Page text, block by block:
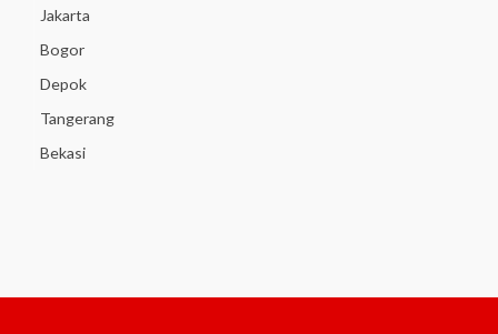
Jakarta
Bogor
Depok
Tangerang
Bekasi